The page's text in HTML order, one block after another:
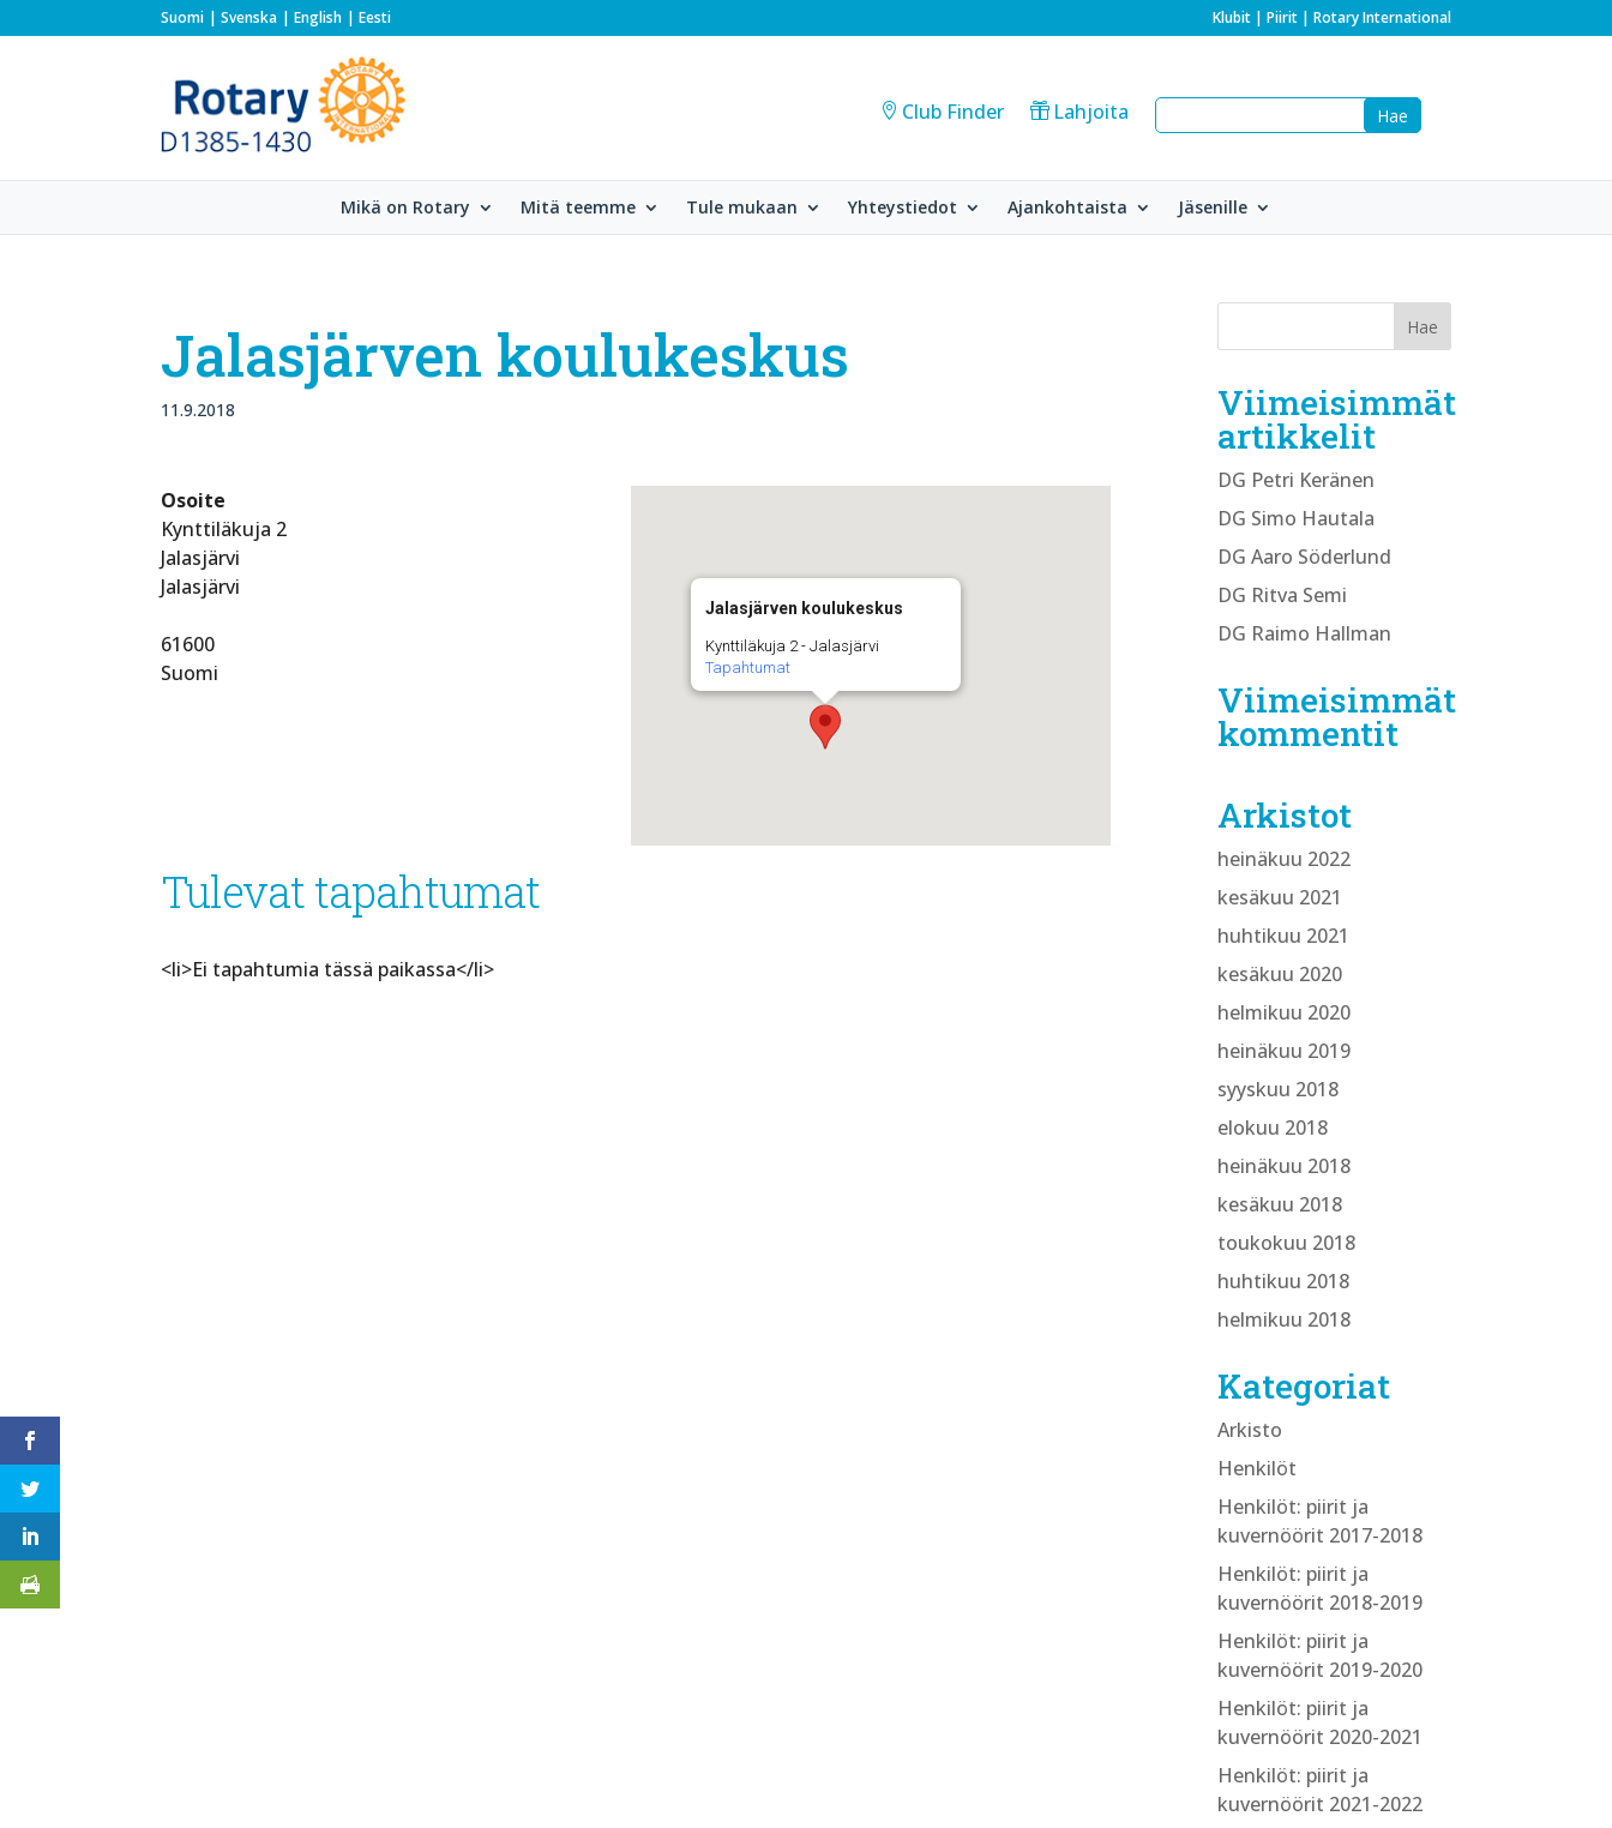
Suomi Svenska English Eesti Klubit| Piirit| Rotary International
Club Finder Lahjoita
Mikä on Rotary Mitä teemme Tule mukaan Yhteystiedot Ajankohtaista Jäsenille
Jalasjärven koulukeskus
11.9.2018
Jalasjärven koulukeskus
Kynttiläkuja 2 - Jalasjärvi
Tapahtumat
Osoite
Kynttiläkuja 2
Jalasjärvi
Jalasjärvi
61600
Suomi
Tulevat tapahtumat
<li>Ei tapahtumia tässä paikassa</li>
Viimeisimmät
artikkelit
DG Petri Keränen
DG Simo Hautala
DG Aaro Söderlund
DG Ritva Semi
DG Raimo Hallman
Viimeisimmät
kommentit
Arkistot
heinäkuu 2022
kesäkuu 2021
huhtikuu 2021
kesäkuu 2020
helmikuu 2020
heinäkuu 2019
syyskuu 2018
elokuu 2018
heinäkuu 2018
kesäkuu 2018
toukokuu 2018
huhtikuu 2018
helmikuu 2018
Kategoriat
Arkisto
Henkilöt
Henkilöt: piirit ja
kuvernöörit 2017-2018
Henkilöt: piirit ja
kuvernöörit 2018-2019
Henkilöt: piirit ja
kuvernöörit 2019-2020
Henkilöt: piirit ja
kuvernöörit 2020-2021
Henkilöt: piirit ja
kuvernöörit 2021-2022